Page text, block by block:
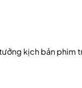
kịch bản phim